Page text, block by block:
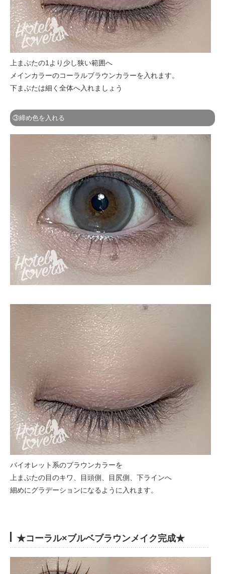
上まぶたの1より少し狭い範囲へ
メインカラーのコーラルブラウンカラーを入れます。
下まぶたは細く全体へ入れましょう
③締め色を入れる
バイオレット系のブラウンカラーを
上まぶたの目のキワ、目頭側、目尻側、下ラインへ
細めにグラデーションになるように入れます。
★コーラル×ブルベブラウンメイク完成★